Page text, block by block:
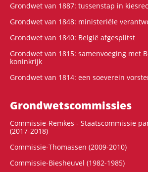
Grondwet van 1887: tussenstap in
Grondwet van 1848: ministeriële
Grondwet van 1840: België afgesplitst
Grondwet van 1815: samenvoeging met
koninkrijk
Grondwet van 1814: een soeverein
Grondwets­commissies
Commissie-Remkes - Staatscommissie
(2017-2018)
Commissie-Thomassen (2009-2010)
Commissie-Biesheuvel (1982-1985)